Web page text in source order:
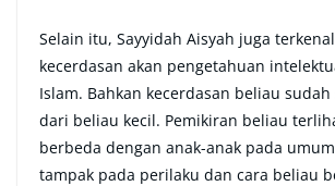
Selain itu, Sayyidah Aisyah juga
kecerdasan akan pengetahuan
Islam. Bahkan kecerdasan beliau
dari beliau kecil. Pemikiran beliau
berbeda dengan anak-anak pada
tampak pada perilaku dan cara beliau